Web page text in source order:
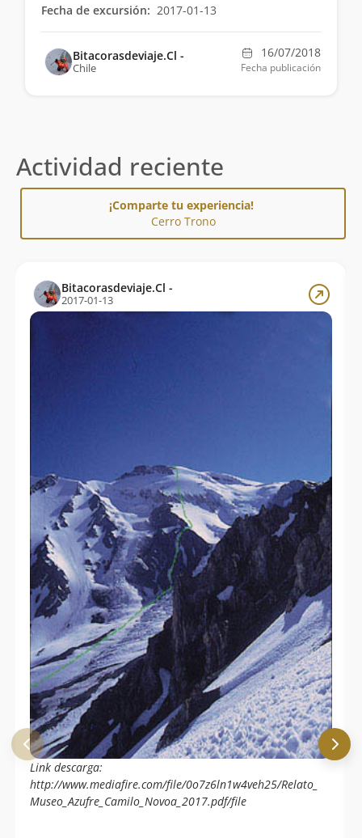
Fecha de excursión: 2017-01-13
Bitacorasdeviaje.Cl -
Chile
16/07/2018
Fecha publicación
Actividad reciente
¡Comparte tu experiencia!
Cerro Trono
Bitacorasdeviaje.Cl -
2017-01-13
Link descarga:
http://www.mediafire.com/file/0o7z6ln1w4veh25/Relato_
Museo_Azufre_Camilo_Novoa_2017.pdf/file